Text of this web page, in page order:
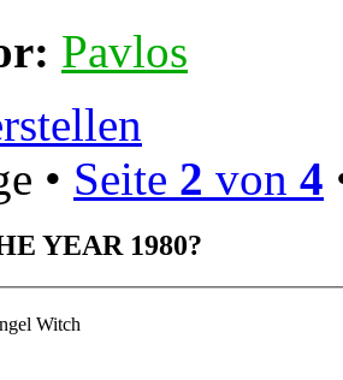
Pavlos
• Seite 2 von 4
YEAR 1980?
Witch